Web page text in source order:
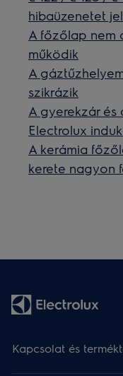
hibaüzenetet
A főzőlap nem
működik
A
szikrázik
A gyerekzár és
Electrolux
A kerámia
kerete nagyon
Kapcsolat és